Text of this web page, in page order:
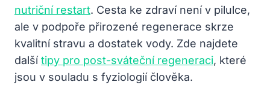
nutriční restart. Cesta ke zdraví není v pilulce,
ale v podpoře přirozené regenerace skrze
kvalitní stravu a dostatek vody. Zde najdete
dalšítipy pro post-sváteční regeneraci, které
jsou v souladu s fyziologií člověka.